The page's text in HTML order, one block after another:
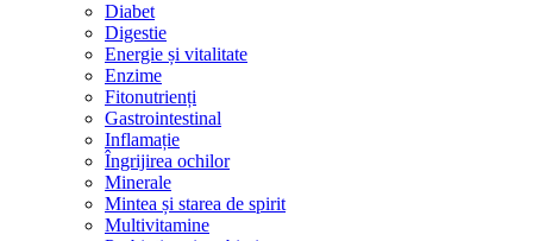
Diabet
Digestie
Energie și vitalitate
Enzime
Fitonutrienți
Gastrointestinal
Inflamație
Îngrijirea ochilor
Minerale
Mintea și starea de spirit
Multivitamine